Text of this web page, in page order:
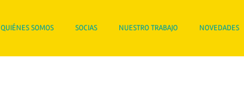
QUIÉNES SOMOS SOCIAS NUESTRO TRABAJO NOVEDADES